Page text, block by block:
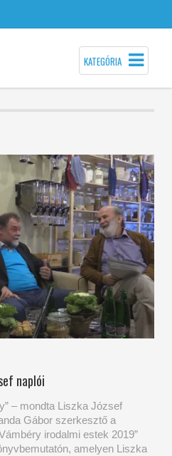
KATEGÓRIA
naplói
– mondta Liszka József
Gábor szerkesztő a
irodalmi estek 2019”
amelyen Liszka